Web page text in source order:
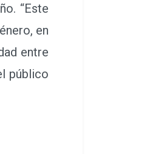
“Este
en
entre
público